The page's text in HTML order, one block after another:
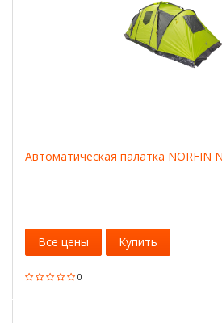
Автоматическая палатка NORFIN
0
Все цены Купить